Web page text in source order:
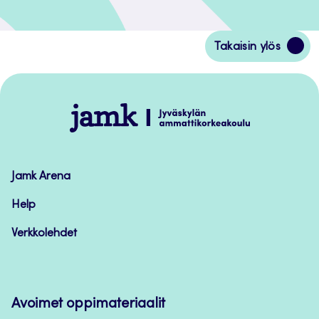
Takaisin ylös
Siirry
takaisin
Jamk
–
Jamk Arena
Help
Verkkolehdet
Avoimet oppimateriaalit